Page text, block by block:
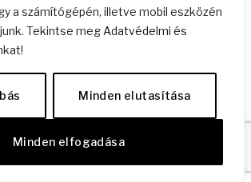
a számítógépén, illetve mobil eszközén
Tekintse meg Adatvédelmi és
Minden elutasítása
Minden elfogadása
élmény a mélyben? – A bor, ami kimozdít!
elolvasni TANÁCSOK
pusztán gasztronómiai kérdés, hanem a…